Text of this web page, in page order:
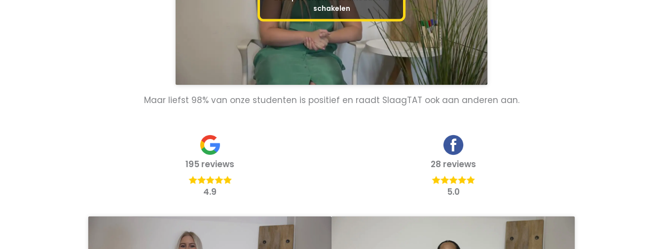
schakelen
Maar liefst 98% van onze studenten is positief en raadt SlaagTAT ook aan anderen aan.
195 reviews
4.9
28 reviews
5.0